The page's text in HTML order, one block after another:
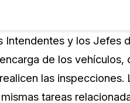
Y
DE
Intendentes y los Jefes
de los vehículos,
las
tareas